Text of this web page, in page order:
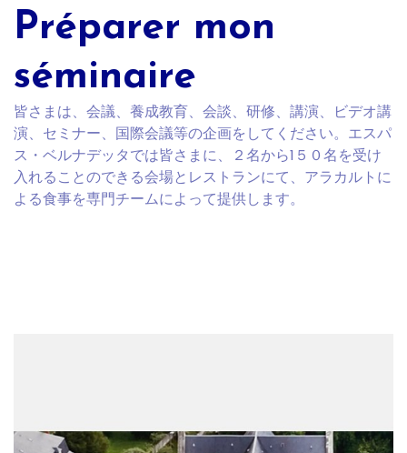
Préparer mon
séminaire
皆さまは、会議、養成教育、会談、研修、講演、ビデオ講
演、セミナー、国際会議等の企画をしてください。エスパ
ス・ベルナデッタでは皆さまに、２名から1５０名を受け
入れることのできる会場とレストランにて、アラカルトに
よる食事を専門チームによって提供します。